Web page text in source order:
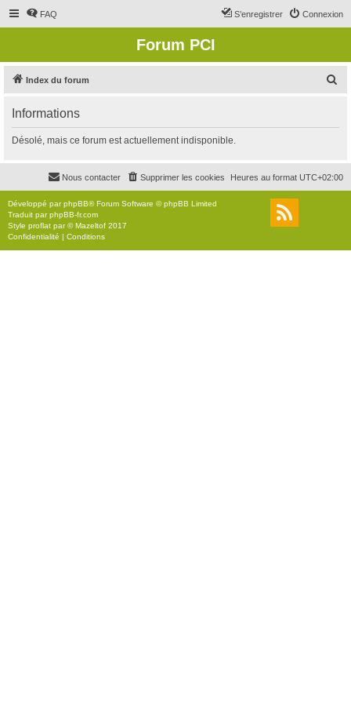
FAQ Connexion
S’enregistrer
Forum PCI
Index du forum
r
c
r
Informations
Désolé, mais ce forum est actuellement indisponible.
Heures au format UTC+02:00
Supprimer les cookies
Nous contacter
Développé parphpBB® Forum Software © phpBB Limited
Traduit parphpBB-fr.com
Style proflat par ©Mazeltof 2017
Confidentialité | Conditions